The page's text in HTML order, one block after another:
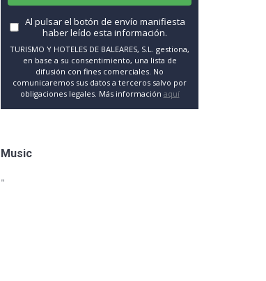
Al pulsar el botón de envío manifiesta
haber leído esta información.
TURISMO Y HOTELES DE BALEARES, S.L. gestiona,
en base a su consentimiento, una lista de
difusión con fines comerciales. No
comunicaremos sus datos a terceros salvo por
obligaciones legales. Más información aquí
Music
"